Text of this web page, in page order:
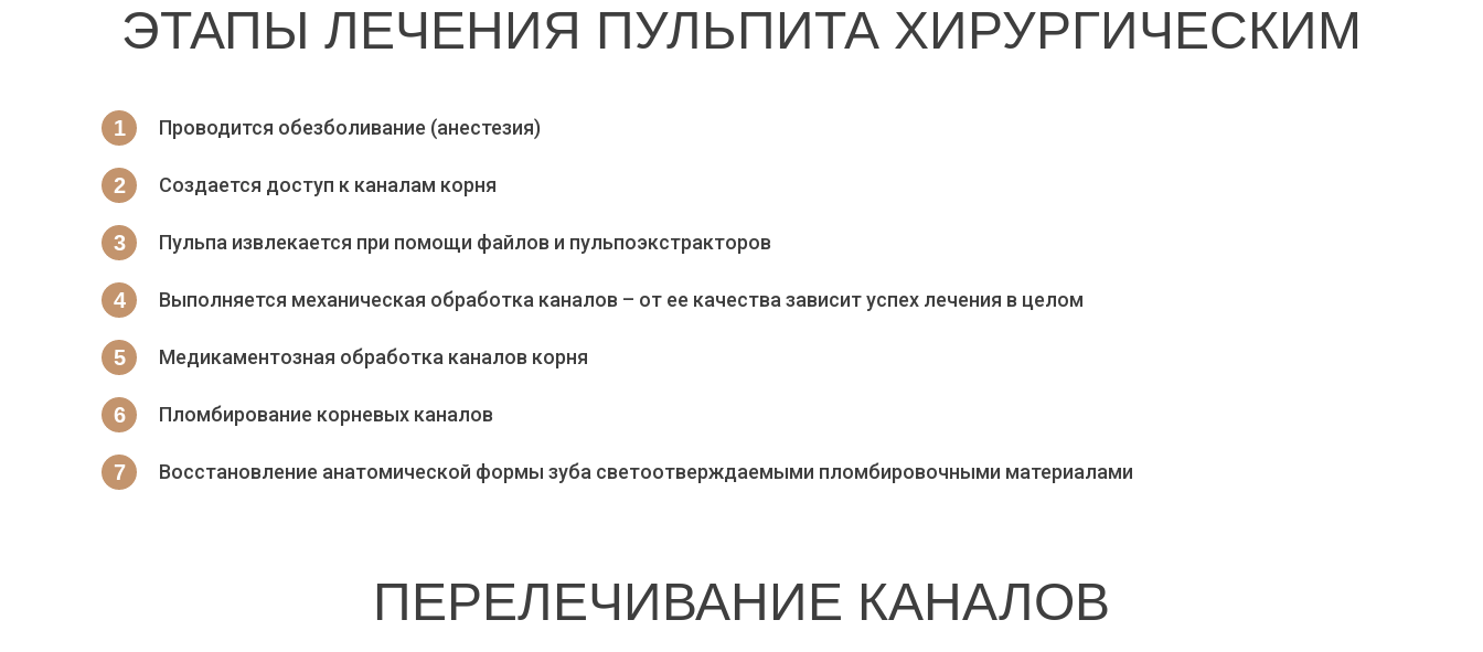
ЭТАПЫ ЛЕЧЕНИЯ ПУЛЬПИТА ХИРУРГИЧЕСКИМ
Проводится обезболивание (анестезия)
Создается доступ к каналам корня
Пульпа извлекается при помощи файлов и пульпоэкстракторов
Выполняется механическая обработка каналов – от ее качества зависит успех лечения в целом
Медикаментозная обработка каналов корня
Пломбирование корневых каналов
Восстановление анатомической формы зуба светоотверждаемыми пломбировочными материалами
ПЕРЕЛЕЧИВАНИЕ КАНАЛОВ